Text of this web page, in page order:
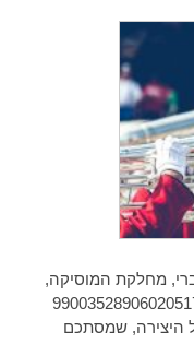
מחלקת המוסיקה,
הלאומית, מספר/י מערכת 990035289060205171
היצירה, שמסתכם